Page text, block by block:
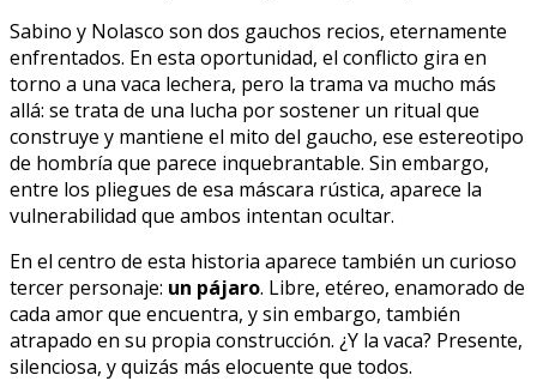
Sabino y Nolasco son dos gauchos recios, eternamente
enfrentados. En esta oportunidad, el conflicto gira en
torno a una vaca lechera, pero la trama va mucho más
allá: se trata de una lucha por sostener un ritual que
construye y mantiene el mito del gaucho, ese estereotipo
de hombría que parece inquebrantable. Sin embargo,
entre los pliegues de esa máscara rústica, aparece la
vulnerabilidad que ambos intentan ocultar.
En el centro de esta historia aparece también un curioso
tercer personaje: un pájaro. Libre, etéreo, enamorado de
cada amor que encuentra, y sin embargo, también
atrapado en su propia construcción. ¿Y la vaca? Presente,
silenciosa, y quizás más elocuente que todos.